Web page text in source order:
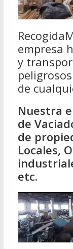
empresa
y
de
Nuestra
de
de
Locales,
etc.